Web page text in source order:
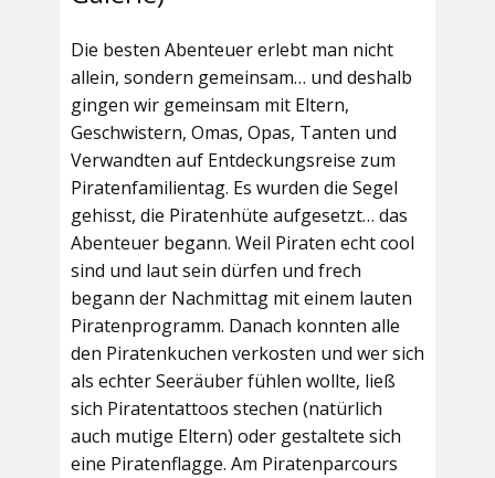
Die besten Abenteuer erlebt man nicht
allein, sondern gemeinsam… und deshalb
gingen wir gemeinsam mit Eltern,
Geschwistern, Omas, Opas, Tanten und
Verwandten auf Entdeckungsreise zum
Piratenfamilientag. Es wurden die Segel
gehisst, die Piratenhüte aufgesetzt… das
Abenteuer begann. Weil Piraten echt cool
sind und laut sein dürfen und frech
begann der Nachmittag mit einem lauten
Piratenprogramm. Danach konnten alle
den Piratenkuchen verkosten und wer sich
als echter Seeräuber fühlen wollte, ließ
sich Piratentattoos stechen (natürlich
auch mutige Eltern) oder gestaltete sich
eine Piratenflagge. Am Piratenparcours